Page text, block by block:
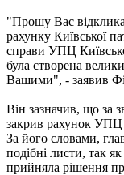
"Прошу Вас
рахунку Київської
справи УПЦ
була створена
Вашими", - заявив
Він зазначив, що за
закрив рахунок УПЦ
За його словами,
подібні листи, так
прийняла рішення